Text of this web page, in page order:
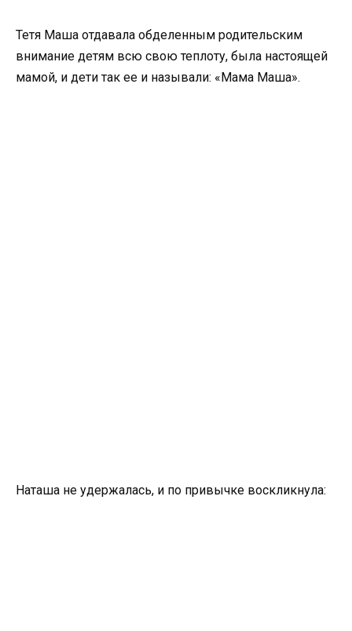
Тетя Маша отдавала обделенным родительским
внимание детям всю свою теплоту, была настоящей
мамой, и дети так ее и называли: «Мама Маша».
Наташа не удержалась, и по привычке воскликнула: